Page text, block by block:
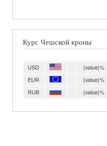
Курс Чешской кроны
USD
{value}%
EUR
{value}%
RUB
{value}%